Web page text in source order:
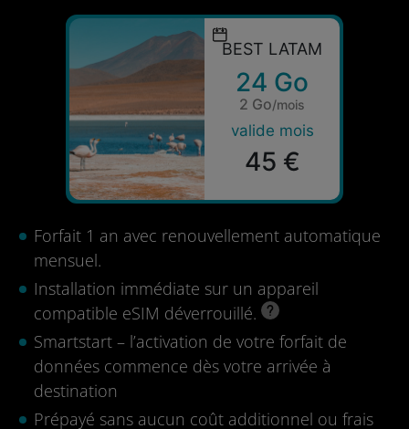
BEST LATAM
24 Go
2 Go/mois
valide mois
45 €
Forfait 1 an avec renouvellement automatique
mensuel.
Installation immédiate sur un appareil
compatible eSIM déverrouillé.
Smartstart – l’activation de votre forfait de
données commence dès votre arrivée à
destination
Prépayé sans aucun coût additionnel ou frais